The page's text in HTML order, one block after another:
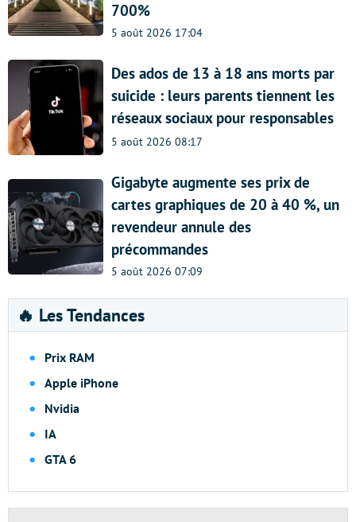
700%
5 août 2026 17:04
Des ados de 13 à 18 ans morts par
suicide : leurs parents tiennent les
réseaux sociaux pour responsables
5 août 2026 08:17
Gigabyte augmente ses prix de
cartes graphiques de 20 à 40 %, un
revendeur annule des
précommandes
5 août 2026 07:09
🔥 Les Tendances
Prix RAM
Apple iPhone
Nvidia
IA
GTA 6